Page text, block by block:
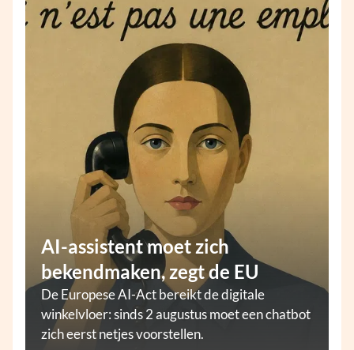
AI-assistent moet zich
bekendmaken, zegt de EU
De Europese AI-Act bereikt de digitale
winkelvloer: sinds 2 augustus moet een chatbot
zich eerst netjes voorstellen.